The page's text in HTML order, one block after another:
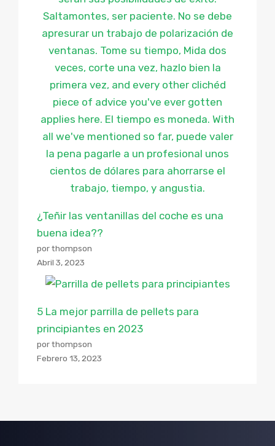
¿Teñir las ventanillas del coche es una
buena idea??
por thompson
Abril 3, 2023
5 La mejor parrilla de pellets para
principiantes en 2023
por thompson
Febrero 13, 2023